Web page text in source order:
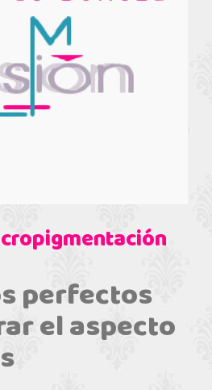
perfectos
el aspecto